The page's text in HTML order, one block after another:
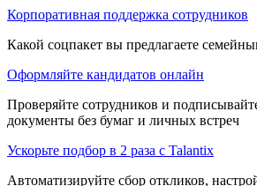
Корпоративная поддержка сотрудников
Какой соцпакет вы предлагаете
Оформляйте кандидатов онлайн
Проверяйте сотрудников и
документы без бумаг и личных встреч
Ускорьте подбор в 2 раза с Talantix
Автоматизируйте сбор откликов,